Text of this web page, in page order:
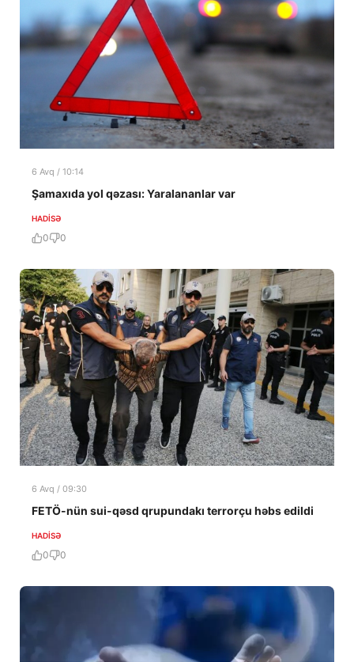
6 Avq / 10:14
Şamaxıda yol qəzası: Yaralananlar var
HADISƏ
0 0
6 Avq / 09:30
FETÖ-nün sui-qəsd qrupundakı terrorçu həbs edildi
HADISƏ
0 0